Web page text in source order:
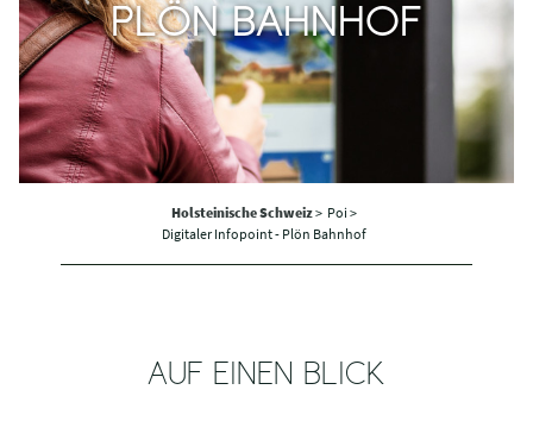
PLÖN BAHNHOF
Holsteinische Schweiz> Poi >
Digitaler Infopoint - Plön Bahnhof
AUF EINEN BLICK